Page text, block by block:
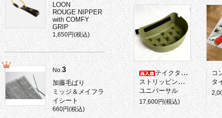
テイクタックル
ストリッピングバスケット
ユニバーサル
17,600円(税込)
コ
タ
LOON
ROUGE NIPPER
with COMFY
GRIP
1,650円(税込)
No.3
加藤毛ばり
ミッジ＆メイフラ
イシート
660円(税込)